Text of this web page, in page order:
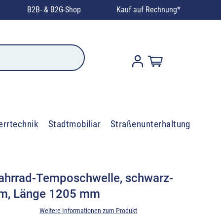
B2B- & B2G-Shop Kauf auf Rechnung*
Stadtmobiliar Straßenunterhaltung
Temposchwelle, schwarz-
Länge 1205 mm
Weitere Informationen zum Produkt